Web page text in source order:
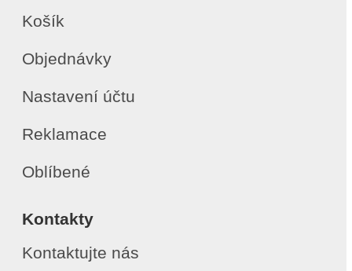
Košík
Objednávky
Nastavení účtu
Reklamace
Oblíbené
Kontakty
Kontaktujte nás